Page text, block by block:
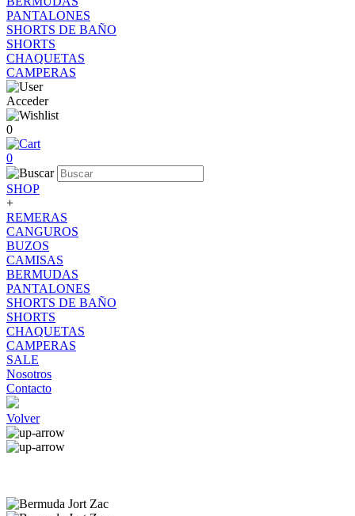
PANTALONES
SHORTS DE BAÑO
SHORTS
CHAQUETAS
CAMPERAS
Acceder
0
0
SHOP
+
REMERAS
CANGUROS
BUZOS
CAMISAS
BERMUDAS
PANTALONES
SHORTS DE BAÑO
SHORTS
CHAQUETAS
CAMPERAS
SALE
Nosotros
Contacto
Volver